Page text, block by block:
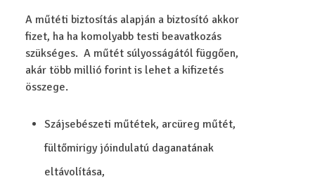
A műtéti biztosítás alapján a biztosító akkor
fizet, ha ha komolyabb testi beavatkozás
szükséges. A műtét súlyosságától függően,
akár több millió forint is lehet a kifizetés
összege.
Szájsebészeti műtétek, arcüreg műtét,
fültőmirigy jóindulatú daganatának
eltávolítása,